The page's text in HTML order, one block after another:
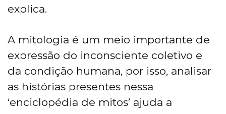
explica.
A mitologia é um meio importante de
expressão do inconsciente coletivo e
da condição humana, por isso, analisar
as histórias presentes nessa
‘enciclopédia de mitos’ ajuda a